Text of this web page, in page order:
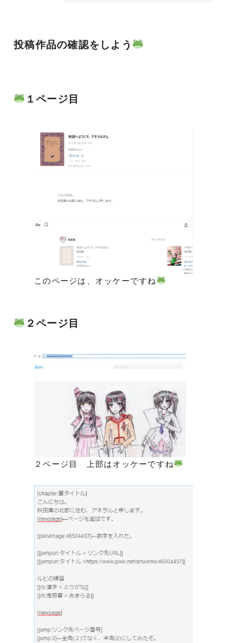
投稿作品の確認をしよう
１ページ目
このページは、オッケーですね
２ページ目
２ページ目 上部はオッケーですね